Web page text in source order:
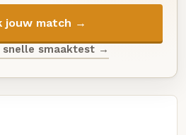
jouw match →
snelle smaaktest →